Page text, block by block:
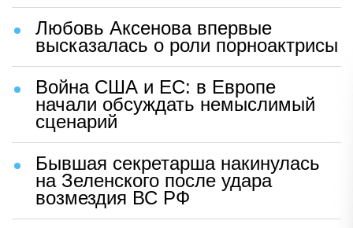
Любовь Аксенова впервые
высказалась о роли порноактрисы
Война США и ЕС: в Европе
начали обсуждать немыслимый
сценарий
Бывшая секретарша накинулась
на Зеленского после удара
возмездия ВС РФ